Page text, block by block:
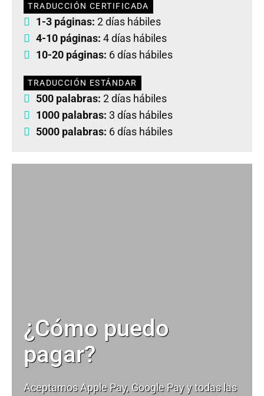
TRADUCCIÓN CERTIFICADA
1-3 páginas: 2 días hábiles
4-10 páginas: 4 días hábiles
10-20 páginas: 6 días hábiles
TRADUCCIÓN ESTÁNDAR
500 palabras: 2 días hábiles
1000 palabras: 3 días hábiles
5000 palabras: 6 días hábiles
¿Cómo puedo
pagar?
Aceptamos Apple Pay, Google Pay y todas las